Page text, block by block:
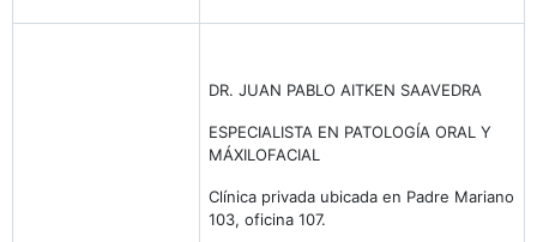
DR. JUAN PABLO AITKEN SAAVEDRA
ESPECIALISTA EN PATOLOGÍA ORAL Y
MÁXILOFACIAL
Clínica privada ubicada en Padre Mariano
103, oficina 107.